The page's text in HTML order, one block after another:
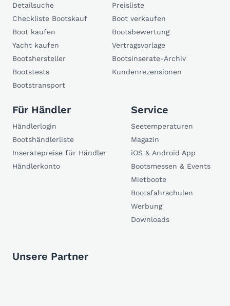
Detailsuche
Checkliste Bootskauf
Boot kaufen
Yacht kaufen
Bootshersteller
Bootstests
Bootstransport
Preisliste
Boot verkaufen
Bootsbewertung
Vertragsvorlage
Bootsinserate-Archiv
Kundenrezensionen
Für Händler
Händlerlogin
Bootshändlerliste
Inseratepreise für Händler
Händlerkonto
Service
Seetemperaturen
Magazin
iOS & Android App
Bootsmessen & Events
Mietboote
Bootsfahrschulen
Werbung
Downloads
Unsere Partner